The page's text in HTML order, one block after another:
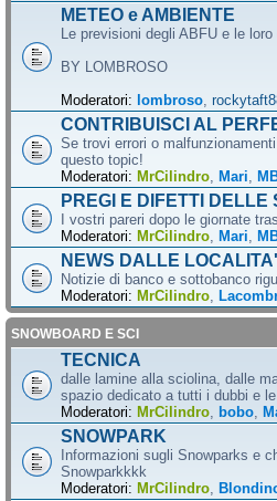
METEO e AMBIENTE
Le previsioni degli ABFU e le loro
BY LOMBROSO
Moderatori: lombroso
CONTRIBUISCI AL
Se trovi errori o
questo topic!
Moderatori: MrCilindro Mari
PREGI E DIFETTI DELLE
I vostri pareri dopo le giornate
Moderatori: MrCilindro Mari
NEWS DALLE
Notizie di banco e sottobanco
Moderatori: MrCilindro
SNOWBOARD E SCI
TECNICA
dalle lamine alla sciolina, dalle
spazio dedicato a tutti i dubbi e
Moderatori: MrCilindro bobo
SNOWPARK
Informazioni sugli Snowparks e
Snowparkkkk
Moderatori: MrCilindro